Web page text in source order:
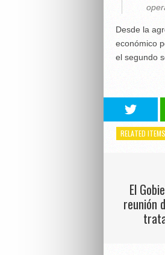
Desde la
económico
el segundo
RELATED ITEMS
El
reunión